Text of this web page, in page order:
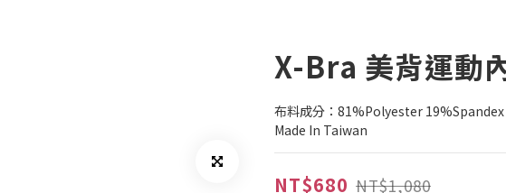
X-Bra 美背運動
布料成分：81%Polyester 19%Spandex
Made In Taiwan
NT$680 NT$1,080